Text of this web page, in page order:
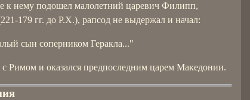
к нему подошел малолетний царевич Филипп,
179 гг. до Р.Х.), рапсод не выдержал и начал:
сын соперником Геракла..."
Римом и оказался предпоследним царем Македонии.